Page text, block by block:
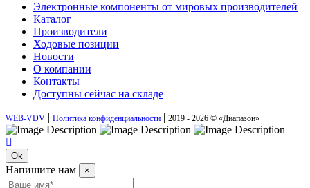
Электронные компоненты от мировых производителей
Каталог
Производители
Ходовые позиции
Новости
О компании
Контакты
Доступны сейчас на складе
WEB-VDV | Политика конфиденциальности | 2019 - 2026 © «Диапазон»
Ok
Напишите нам ×